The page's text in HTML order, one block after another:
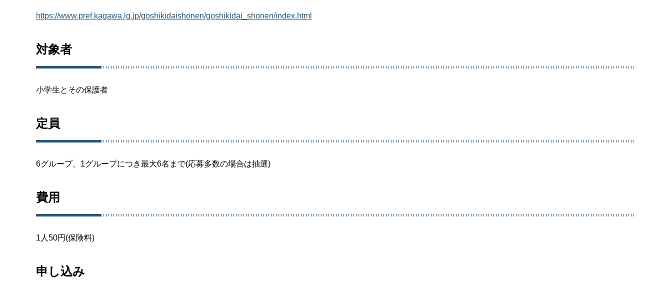
https://www.pref.kagawa.lg.jp/goshikidaishonen/goshikidai_shonen/index.html
対象者
小学生とその保護者
定員
6グループ、1グループにつき最大6名まで(応募多数の場合は抽選)
費用
1人50円(保険料)
申し込み